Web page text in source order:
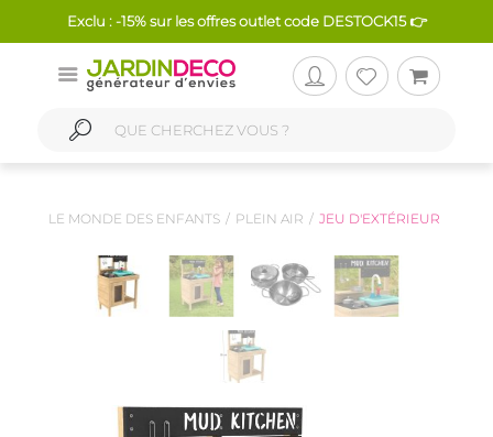
Exclu : -15% sur les offres outlet code DESTOCK15 👉
LE MONDE DES ENFANTS PLEIN AIR JEU D'EXTÉRIEUR